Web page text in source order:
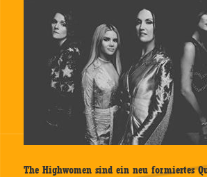
The Highwomen sind ein neu formiertes